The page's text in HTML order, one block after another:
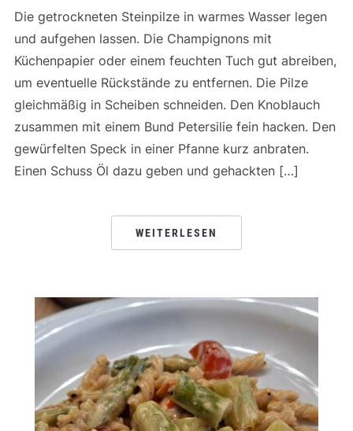
Die getrockneten Steinpilze in warmes Wasser legen
und aufgehen lassen. Die Champignons mit
Küchenpapier oder einem feuchten Tuch gut abreiben,
um eventuelle Rückstände zu entfernen. Die Pilze
gleichmäßig in Scheiben schneiden. Den Knoblauch
zusammen mit einem Bund Petersilie fein hacken. Den
gewürfelten Speck in einer Pfanne kurz anbraten.
Einen Schuss Öl dazu geben und gehackten […]
WEITERLESEN